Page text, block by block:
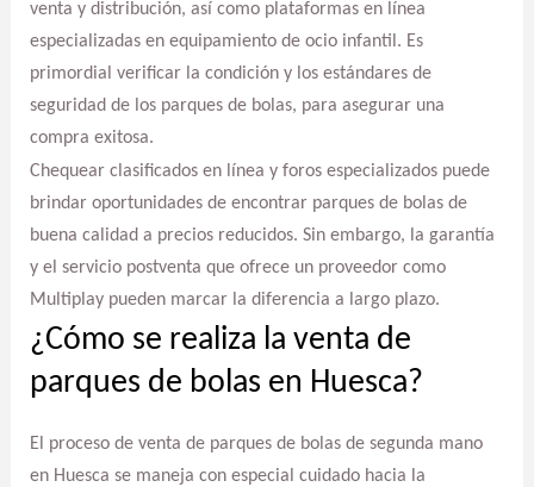
venta y distribución, así como plataformas en línea
especializadas en equipamiento de ocio infantil. Es
primordial verificar la condición y los estándares de
seguridad de los parques de bolas, para asegurar una
compra exitosa.
Chequear clasificados en línea y foros especializados puede
brindar oportunidades de encontrar parques de bolas de
buena calidad a precios reducidos. Sin embargo, la garantía
y el servicio postventa que ofrece un proveedor como
Multiplay pueden marcar la diferencia a largo plazo.
¿Cómo se realiza la venta de
parques de bolas en Huesca?
El proceso de venta de parques de bolas de segunda mano
en Huesca se maneja con especial cuidado hacia la